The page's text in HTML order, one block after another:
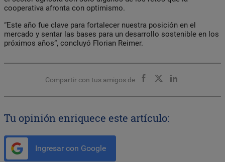
cooperativa afronta con optimismo.
“Este año fue clave para fortalecer nuestra posición en el
mercado y sentar las bases para un desarrollo sostenible en los
próximos años”, concluyó Florian Reimer.
Compartir con tus amigos de
Tu opinión enriquece este artículo:
Ingresar con Google